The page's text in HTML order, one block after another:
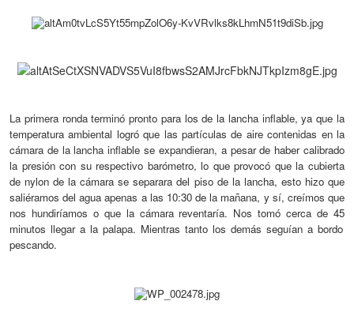
La primera ronda terminó pronto para los de la lancha inflable, ya que la
temperatura ambiental logró que las partículas de aire contenidas en la
cámara de la lancha inflable se expandieran, a pesar de haber calibrado
la presión con su respectivo barómetro, lo queprovocó que la cubierta
de nylon de la cámara se separara del piso de la lancha, esto hizoque
saliéramos del agua apenas a las 10:30de la mañana, y sí, creímos que
nos hundiríamos o que la cámara reventaría. Nos tomócerca de 45
minutos llegar a la palapa. Mientras tanto los demás seguían a bordo
pescando.